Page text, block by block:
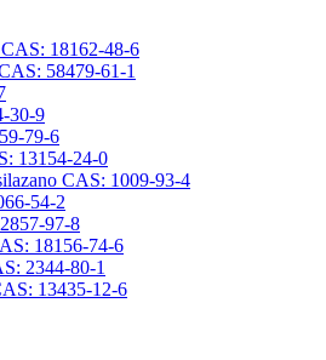
18162-48-6
58479-61-1
30-9
79-6
13154-24-0
CAS: 1009-93-4
54-2
97-8
18156-74-6
2344-80-1
13435-12-6